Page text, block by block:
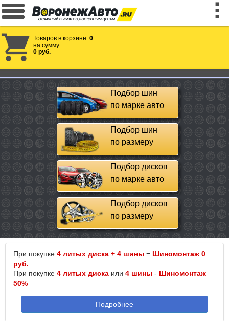
Товаров в корзине: 0
на сумму
0 руб.
Подбор шин
по марке авто
Подбор шин
по размеру
Подбор дисков
по марке авто
Подбор дисков
по размеру
При покупке 4 литых диска + 4 шины = Шиномонтаж 0
руб.
При покупке 4 литых диска или 4 шины - Шиномонтаж
50%
Подробнее